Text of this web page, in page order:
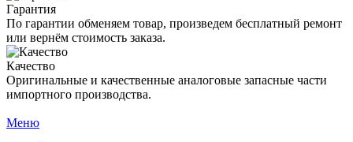
Гарантия
По гарантии обменяем товар, произведем бесплатный ремонт
или вернём стоимость заказа.
Качество
Оригинальные и качественные аналоговые запасные части
импортного производства.
Меню